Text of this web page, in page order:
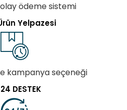
ödeme sistemi
Yelpazesi
kampanya seçeneği
DESTEK